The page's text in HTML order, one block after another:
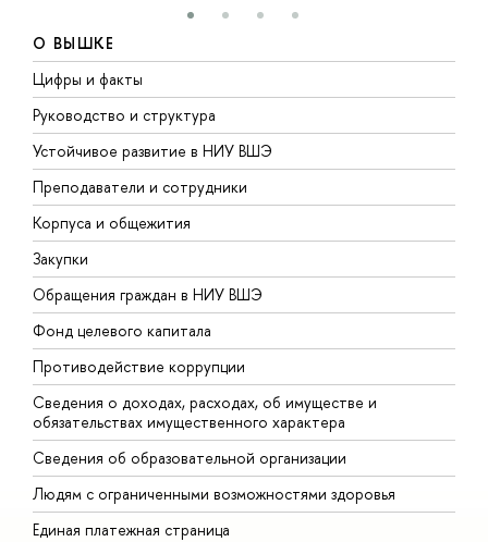
О ВЫШКЕ
Цифры и факты
Руководство и структура
Устойчивое развитие в НИУ ВШЭ
Преподаватели и сотрудники
Корпуса и общежития
Закупки
Обращения граждан в НИУ ВШЭ
Фонд целевого капитала
Противодействие коррупции
Сведения о доходах, расходах, об имуществе и
обязательствах имущественного характера
Сведения об образовательной организации
Людям с ограниченными возможностями здоровья
Единая платежная страница